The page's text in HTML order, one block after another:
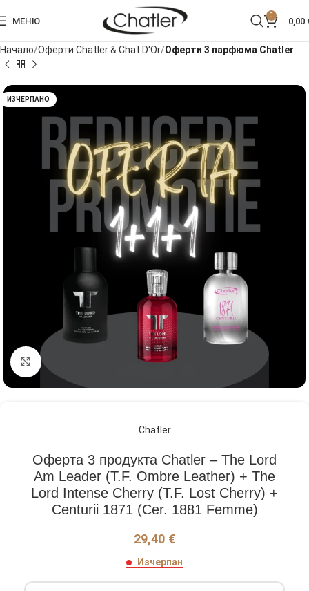
МЕНЮ
0
0,00
Начало Оферти Chatler & Chat D'Or Оферти 3 парфюма Chatler
ИЗЧЕРПАНО
Кликнете, за да увеличите
Chatler
Оферта 3 продукта Chatler – The Lord
Am Leader (T.F. Ombre Leather) + The
Lord Intense Cherry (T.F. Lost Cherry) +
Centurii 1871 (Cer. 1881 Femme)
29,40 €
Изчерпан